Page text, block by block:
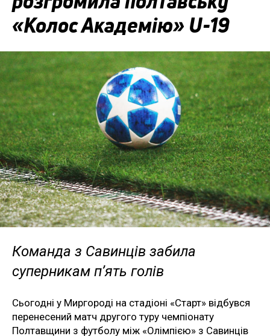
«Колос Академію» U-19
Команда з Савинців забила
суперникам п’ять голів
Сьогодні у Миргороді на стадіоні «Старт» відбувся
перенесений матч другого туру чемпіонату
Полтавщини з футболу між «Олімпією» з Савинців